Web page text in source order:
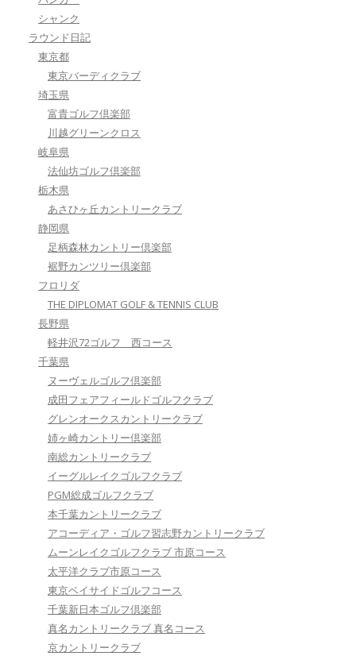
シャンク
ラウンド日記
東京都
東京バーディクラブ
埼玉県
富貴ゴルフ倶楽部
川越グリーンクロス
岐阜県
法仙坊ゴルフ倶楽部
栃木県
あさひヶ丘カントリークラブ
静岡県
足柄森林カントリー倶楽部
裾野カンツリー倶楽部
フロリダ
THE DIPLOMAT GOLF & TENNIS CLUB
長野県
軽井沢72ゴルフ 西コース
千葉県
ヌーヴェルゴルフ倶楽部
成田フェアフィールドゴルフクラブ
グレンオークスカントリークラブ
姉ヶ崎カントリー倶楽部
南総カントリークラブ
イーグルレイクゴルフクラブ
PGM総成ゴルフクラブ
本千葉カントリークラブ
アコーディア・ゴルフ習志野カントリークラブ
ムーンレイクゴルフクラブ 市原コース
太平洋クラブ市原コース
東京ベイサイドゴルフコース
千葉新日本ゴルフ倶楽部
真名カントリークラブ 真名コース
京カントリークラブ